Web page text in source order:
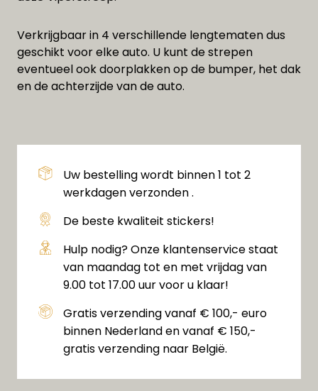
Verkrijgbaar in 4 verschillende lengtematen dus
geschikt voor elke auto. U kunt de strepen
eventueel ook doorplakken op de bumper, het dak
en de achterzijde van de auto.
Uw bestelling wordt binnen 1 tot 2
werkdagen verzonden .
De beste kwaliteit stickers!
Hulp nodig? Onze klantenservice staat
van maandag tot en met vrijdag van
9.00 tot 17.00 uur voor u klaar!
Gratis verzending vanaf € 100,- euro
binnen Nederland en vanaf € 150,-
gratis verzending naar België.